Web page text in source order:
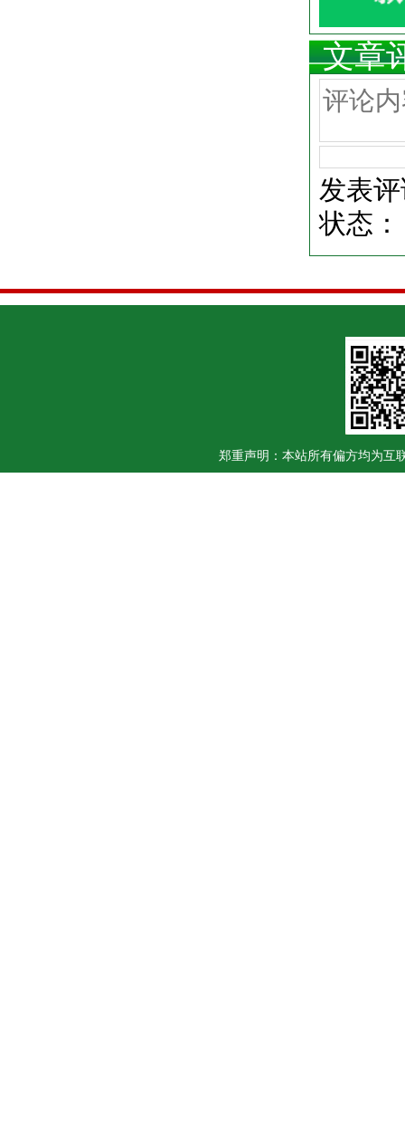
文章
发表
状态
郑重声明：本站所有偏方均为互